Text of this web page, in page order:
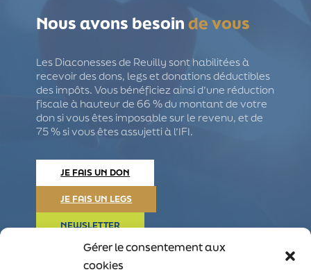
Gérer le consentement aux
cookies
Nous avons besoinde vous
Les Diaconesses de Reuilly sont habilitées à
recevoir des dons, legs et donations déductibles
des impôts. Vous bénéficiez ainsi d’une réduction
fiscale à hauteur de 66 % du montant de votre
don si vous êtes imposable sur le revenu, et de
75 % si vous êtes assujetti à l’IFI.
JE FAIS UN DON
JE FAIS UN LEGS
NEWSLETTER